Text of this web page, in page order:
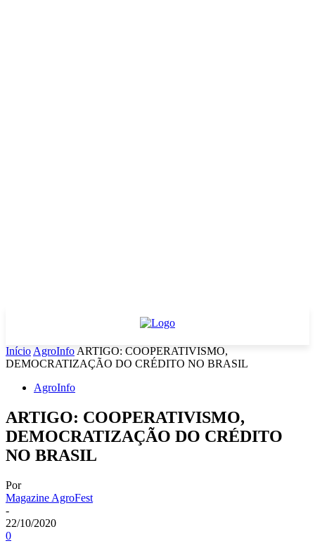
Início AgroInfo ARTIGO: COOPERATIVISMO,
DEMOCRATIZAÇÃO DO CRÉDITO NO BRASIL
AgroInfo
ARTIGO: COOPERATIVISMO,
DEMOCRATIZAÇÃO DO CRÉDITO
NO BRASIL
Por
Magazine AgroFest
-
22/10/2020
0